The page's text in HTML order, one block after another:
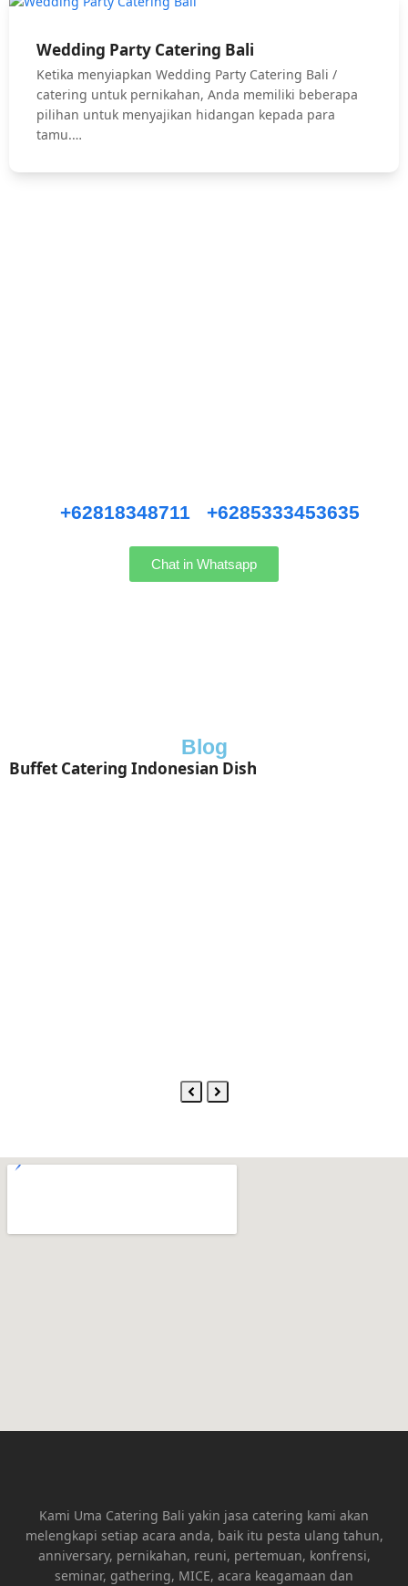
Wedding Party Catering Bali
Ketika menyiapkan Wedding Party Catering Bali /
catering untuk pernikahan, Anda memiliki beberapa
pilihan untuk menyajikan hidangan kepada para
tamu.…
+62818348711 +6285333453635
Chat in Whatsapp
Blog
Buffet Catering Indonesian Dish
Kami Uma Catering Bali yakin jasa catering kami akan
melengkapi setiap acara anda, baik itu pesta ulang tahun,
anniversary, pernikahan, reuni, pertemuan, konfrensi,
seminar, gathering, MICE, acara keagamaan dan